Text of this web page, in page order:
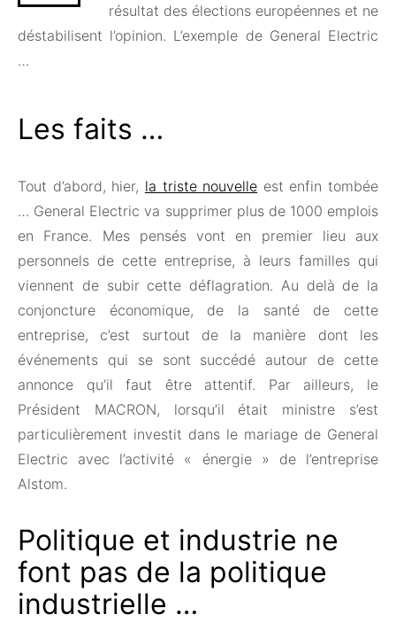
résultat des élections européennes et ne
déstabilisent l’opinion. L’exemple de General Electric
…
Les faits …
Tout d’abord, hier, la triste nouvelle est enfin tombée
… General Electric va supprimer plus de 1000 emplois
en France. Mes pensés vont en premier lieu aux
personnels de cette entreprise, à leurs familles qui
viennent de subir cette déflagration. Au delà de la
conjoncture économique, de la santé de cette
entreprise, c’est surtout de la manière dont les
événements qui se sont succédé autour de cette
annonce qu’il faut être attentif. Par ailleurs, le
Président MACRON, lorsqu’il était ministre s’est
particulièrement investit dans le mariage de General
Electric avec l’activité « énergie » de l’entreprise
Alstom.
Politique et industrie ne
font pas de la politique
industrielle …